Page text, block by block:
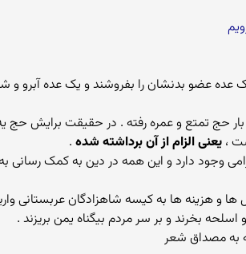
عده عضو بدنشان را بفروشند و یک عده آبرو
حج تمتع و عمره رفته . در حقیقت برایش حج
، یعنی الزام از آن برداشته شده .
وجود دارد و این همه در دین به کمک رسانی
ها و هزینه ها به کیسه شاهزادگان عربستانی
اسلحه بخرند و بر سر مردم بیگناه یمن بریزند .
به مصداق شعر